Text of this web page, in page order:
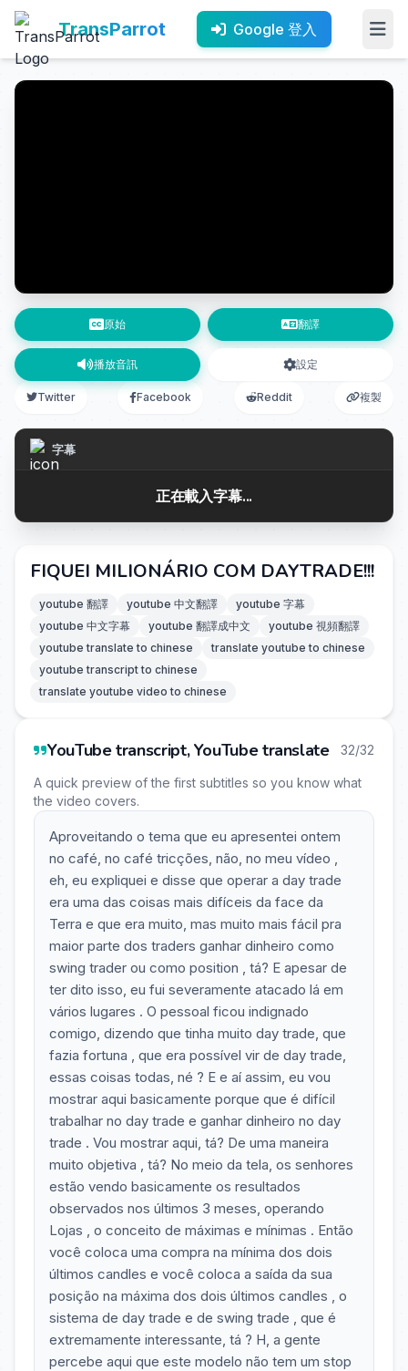
TransParrot Google 登入
原始 翻譯
播放音訊 設定
Twitter Facebook Reddit 複製
字幕
正在載入字幕...
FIQUEI MILIONÁRIO COM DAYTRADE!!!
youtube 翻譯 youtube 中文翻譯
youtube 字幕
youtube 中文字幕
youtube 翻譯成中文
youtube 視頻翻譯
youtube translate to chinese
translate youtube to chinese
youtube transcript to chinese
translate youtube video to chinese
YouTube transcript, YouTube translate 32/32
A quick preview of the first subtitles so you know what
the video covers.
Aproveitando o tema que eu apresentei ontem
no café, no café tricções, não, no meu vídeo ,
eh, eu expliquei e disse que operar a day trade
era uma das coisas mais difíceis da face da
Terra e que era muito, mas muito mais fácil pra
maior parte dos traders ganhar dinheiro como
swing trader ou como position , tá? E apesar de
ter dito isso, eu fui severamente atacado lá em
vários lugares . O pessoal ficou indignado
comigo, dizendo que tinha muito day trade, que
fazia fortuna , que era possível vir de day trade,
essas coisas todas, né ? E e aí assim, eu vou
mostrar aqui basicamente porque que é difícil
trabalhar no day trade e ganhar dinheiro no day
trade . Vou mostrar aqui, tá? De uma maneira
muito objetiva , tá? No meio da tela, os senhores
estão vendo basicamente os resultados
observados nos últimos 3 meses, operando
Lojas , o conceito de máximas e mínimas . Então
você coloca uma compra na mínima dos dois
últimos candles e você coloca a saída da sua
posição na máxima dos dois últimos candles , o
sistema de day trade e de swing trade , que é
extremamente interessante, tá ? H, a gente
percebe aqui que este modelo não tem um stop